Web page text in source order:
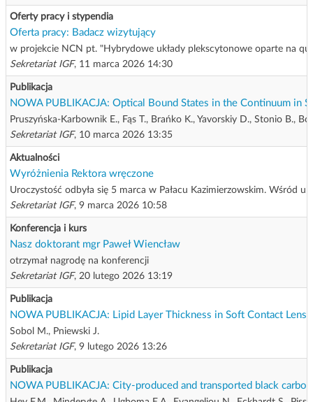
Oferty pracy i stypendia
Oferta pracy: Badacz wizytujący
w projekcie NCN pt. "Hybrydowe układy plekscytonowe oparte na
Sekretariat IGF, 11 marca 2026 14:30
Publikacja
NOWA PUBLIKACJA: Optical Bound States in the Continuum in
Pruszyńska-Karbownik E., Fąs T., Brańko K., Yavorskiy D., Stonio B.,
Sekretariat IGF, 10 marca 2026 13:35
Aktualności
Wyróżnienia Rektora wręczone
Uroczystość odbyła się 5 marca w Pałacu Kazimierzowskim. Wśród
Sekretariat IGF, 9 marca 2026 10:58
Konferencja i kurs
Nasz doktorant mgr Paweł Wiencław
otrzymał nagrodę na konferencji
Sekretariat IGF, 20 lutego 2026 13:19
Publikacja
NOWA PUBLIKACJA: Lipid Layer Thickness in Soft Contact
Sobol M., Pniewski J.
Sekretariat IGF, 9 lutego 2026 13:26
Publikacja
NOWA PUBLIKACJA: City-produced and transported black